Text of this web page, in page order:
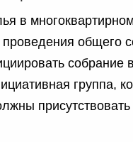
в
общего
группа,